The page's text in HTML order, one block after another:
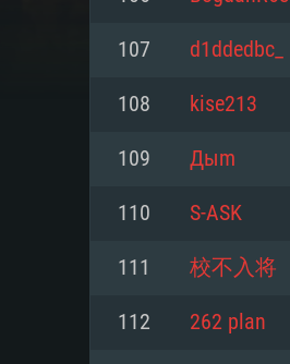
Mínimo
Mínimo
mais recente
Mínimo
do Linux de 64bit
107 d1ddedbc_
108 kise213
109 Дыm
110 S-ASK
111 校不入将
112 262 plan